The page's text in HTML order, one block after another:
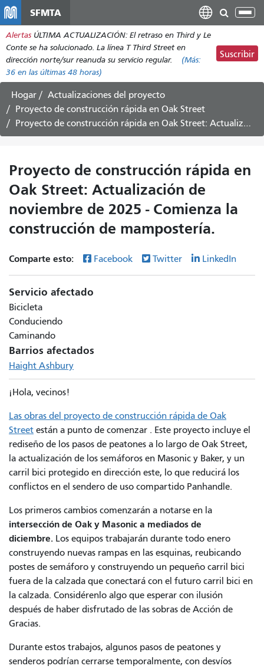
contenido
principal
SFMTA
Alertas ÚLTIMA ACTUALIZACIÓN: El retraso en Third y Le
Conte se ha solucionado. La línea T Third Street en
dirección norte/sur reanuda su servicio regular.
(Más:
36 en las últimas 48 horas)
Suscribir
Hogar
Actualizaciones del proyecto
Proyecto de construcción rápida en Oak Street
Proyecto de construcción rápida en Oak Street: Actualización de noviembre de 2025 - Comienza la construcción de mampostería.
Proyecto de construcción rápida en
Oak Street: Actualización de
noviembre de 2025 - Comienza la
construcción de mampostería.
Comparte esto: Facebook Twitter LinkedIn
Servicio afectado
Bicicleta
Conduciendo
Caminando
Barrios afectados
Haight Ashbury
¡Hola, vecinos!
Las obras del proyecto de construcción rápida de Oak
Street están a punto de comenzar . Este proyecto incluye el
rediseño de los pasos de peatones a lo largo de Oak Street,
la actualización de los semáforos en Masonic y Baker, y un
carril bici protegido en dirección este, lo que reducirá los
conflictos en el sendero de uso compartido Panhandle.
Los primeros cambios comenzarán a notarse en la
intersección de Oak y Masonic a mediados de
diciembre. Los equipos trabajarán durante todo enero
construyendo nuevas rampas en las esquinas, reubicando
postes de semáforo y construyendo un pequeño carril bici
fuera de la calzada que conectará con el futuro carril bici en
la calzada. Considérenlo algo que esperar con ilusión
después de haber disfrutado de las sobras de Acción de
Gracias.
Durante estos trabajos, algunos pasos de peatones y
senderos podrían cerrarse temporalmente, con desvíos